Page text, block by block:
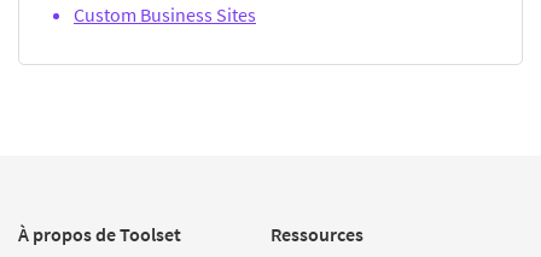
Custom Business Sites
À propos de Toolset Ressources